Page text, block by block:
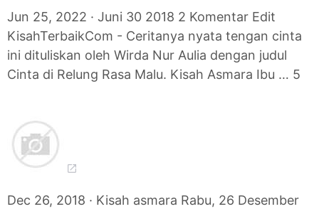
Jun 25, 2022 · Juni 30 2018 2 Komentar Edit
KisahTerbaikCom - Ceritanya nyata tengan cinta
ini dituliskan oleh Wirda Nur Aulia dengan judul
Cinta di Relung Rasa Malu. Kisah Asmara Ibu … 5
Dec 26, 2018 · Kisah asmara Rabu, 26 Desember